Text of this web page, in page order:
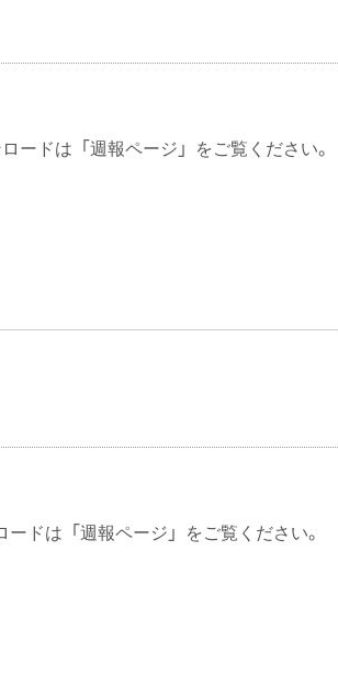
ードは「週報ページ」をご覧ください。
ドは「週報ページ」をご覧ください。